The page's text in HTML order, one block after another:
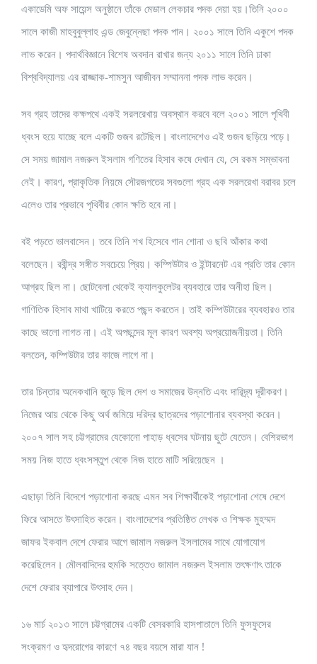
একাডেমি অফ সায়েন্স অনুষ্ঠানে তাঁকে মেডাল লেকচার পদক দেয়া হয়।তিনি ২০০০
সালে কাজী মাহবুবুল্লাহ এন্ড জেবুন্নেছা পদক পান। ২০০১ সালে তিনি একুশে পদক
লাভ করেন। পদার্থবিজ্ঞানে বিশেষ অবদান রাখার জন্য ২০১১ সালে তিনি ঢাকা
বিশ্ববিদ্যালয় এর রাজ্জাক-শামসুন আজীবন সম্মাননা পদক লাভ করেন।
সব গ্রহ তাদের কক্ষপথে একই সরলরেখায় অবস্থান করবে বলে ২০০১ সালে পৃথিবী
ধ্বংস হয়ে যাচ্ছে বলে একটি গুজব রটেছিল। বাংলাদেশেও এই গুজব ছড়িয়ে পড়ে।
সে সময় জামাল নজরুল ইসলাম গণিতের হিসাব কষে দেখান যে, সে রকম সম্ভাবনা
নেই। কারণ, প্রাকৃতিক নিয়মে সৌরজগতের সবগুলো গ্রহ এক সরলরেখা বরাবর চলে
এলেও তার প্রভাবে পৃথিবীর কোন ক্ষতি হবে না।
বই পড়তে ভালবাসেন। তবে তিনি শখ হিসেবে গান শোনা ও ছবি আঁকার কথা
বলেছেন। রবীন্দ্র সঙ্গীত সবচেয়ে প্রিয়। কম্পিউটার ও ইন্টারনেট এর প্রতি তার কোন
আগ্রহ ছিল না। ছোটবেলা থেকেই ক্যালকুলেটর ব্যবহারে তার অনীহা ছিল।
গাণিতিক হিসাব মাথা খাটিয়ে করতে পছন্দ করতেন। তাই কম্পিউটারের ব্যবহারও তার
কাছে ভালো লাগত না। এই অপছন্দের মূল কারণ অবশ্য অপ্রয়োজনীয়তা। তিনি
বলতেন, কম্পিউটার তার কাজে লাগে না।
তার চিন্তার অনেকখানি জুড়ে ছিল দেশ ও সমাজের উন্নতি এবং দারিদ্র্য দূরীকরণ।
নিজের আয় থেকে কিছু অর্থ জমিয়ে দরিদ্র ছাত্রদের পড়াশোনার ব্যবস্থা করেন।
২০০৭ সাল সহ চট্টগ্রামের যেকোনো পাহাড় ধ্বসের ঘটনায় ছুটে যেতেন। বেশিরভাগ
সময় নিজ হাতে ধ্বংসস্তুপ থেকে নিজ হাতে মাটি সরিয়েছেন ।
এছাড়া তিনি বিদেশে পড়াশোনা করছে এমন সব শিক্ষার্থীকেই পড়াশোনা শেষে দেশে
ফিরে আসতে উৎসাহিত করেন। বাংলাদেশের প্রতিষ্ঠিত লেখক ও শিক্ষক মুহম্মদ
জাফর ইকবাল দেশে ফেরার আগে জামাল নজরুল ইসলামের সাথে যোগাযোগ
করেছিলেন। মৌলবাদিদের হুমকি সত্তেও জামাল নজরুল ইসলাম তৎক্ষণাৎ তাকে
দেশে ফেরার ব্যাপারে উৎসাহ দেন।
১৬ মার্চ ২০১৩ সালে চট্টগ্রামের একটি বেসরকারি হাসপাতালে তিনি ফুসফুসের
সংক্রমণ ও হৃদরোগের কারণে ৭৪ বছর বয়সে মারা যান !